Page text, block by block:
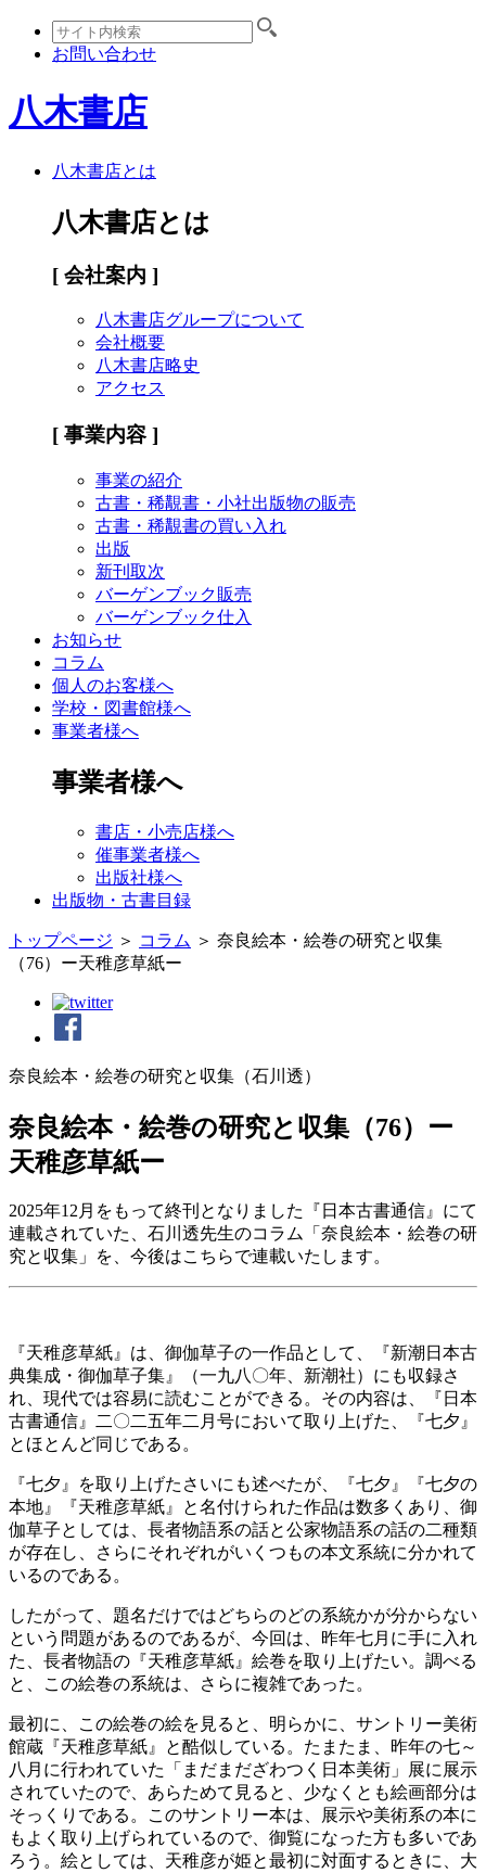
お問い合わせ
八木書店
八木書店とは
八木書店とは
[ 会社案内 ]
八木書店グループについて
会社概要
八木書店略史
アクセス
[ 事業内容 ]
事業の紹介
古書・稀覯書・小社出版物の販売
古書・稀覯書の買い入れ
出版
新刊取次
バーゲンブック販売
バーゲンブック仕入
お知らせ
コラム
個人のお客様へ
学校・図書館様へ
事業者様へ
事業者様へ
書店・小売店様へ
催事業者様へ
出版社様へ
出版物・古書目録
トップページ ＞ コラム ＞ 奈良絵本・絵巻の研究と収集
（76）ー天稚彦草紙ー
奈良絵本・絵巻の研究と収集（石川透）
奈良絵本・絵巻の研究と収集（76）ー
天稚彦草紙ー
2025年12月をもって終刊となりました『日本古書通信』にて
連載されていた、石川透先生のコラム「奈良絵本・絵巻の研
究と収集」を、今後はこちらで連載いたします。
『天稚彦草紙』は、御伽草子の一作品として、『新潮日本古
典集成・御伽草子集』（一九八〇年、新潮社）にも収録さ
れ、現代では容易に読むことができる。その内容は、『日本
古書通信』二〇二五年二月号において取り上げた、『七夕』
とほとんど同じである。
『七夕』を取り上げたさいにも述べたが、『七夕』『七夕の
本地』『天稚彦草紙』と名付けられた作品は数多くあり、御
伽草子としては、長者物語系の話と公家物語系の話の二種類
が存在し、さらにそれぞれがいくつもの本文系統に分かれて
いるのである。
したがって、題名だけではどちらのどの系統かが分からない
という問題があるのであるが、今回は、昨年七月に手に入れ
た、長者物語の『天稚彦草紙』絵巻を取り上げたい。調べる
と、この絵巻の系統は、さらに複雑であった。
最初に、この絵巻の絵を見ると、明らかに、サントリー美術
館蔵『天稚彦草紙』と酷似している。たまたま、昨年の七～
八月に行われていた「まだまだざわつく日本美術」展に展示
されていたので、あらためて見ると、少なくとも絵画部分は
そっくりである。このサントリー本は、展示や美術系の本に
もよく取り上げられているので、御覧になった方も多いであ
ろう。絵としては、天稚彦が姫と最初に対面するときに、大